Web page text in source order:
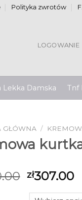
Polityka zwrotów
LOGOWANIE
Lekka Damska Tnf
GŁÓWNA /
zł307.00